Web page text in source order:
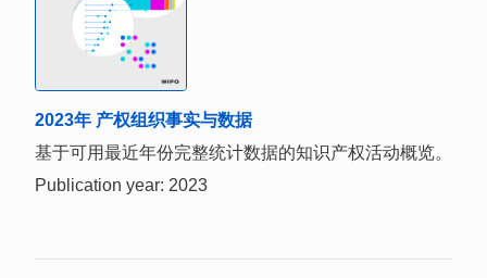
2023年 产权组织事实与数据
基于可用最近年份完整统计数据的知识产权活动概览。
Publication year: 2023